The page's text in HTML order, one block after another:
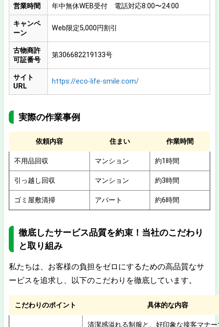
営業時間 年中無休WEB受付 電話対応8:00〜24:00
キャンペ
ーン
Web限定5,000円割引
古物商許
可証番号
第306682219133号
サイト
URL
https://eco-life-smile.com/
実際の作業事例
依頼内容 住まい 作業時間
不用品回収 マンション 約1時間
引っ越し回収 マンション 約3時間
ゴミ屋敷清掃 アパート 約6時間
徹底したサービス品質を約束！当社のこだわり
と取り組み
私たちは、お客様の負担をゼロにするための高品質なサ
ービスを追求し、以下のこだわりを徹底しています。
こだわりのポイント 具体的な内容
清潔感溢れる制服と、好印象な接客マナ